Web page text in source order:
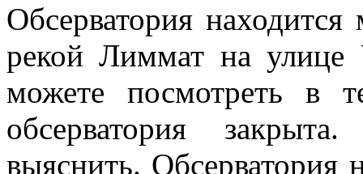
Обсерватория
рекой Лиммат на улице
можете посмотреть в
обсерватория
выяснить. Обсерватория